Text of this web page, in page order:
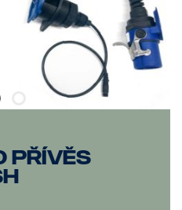
přívěs